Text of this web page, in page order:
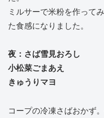
ミルサーで米粉を作って
た食感になりました。
夜：さば雪見おろし
小松菜ごまあえ
きゅうりマヨ
コープの冷凍さばおかず